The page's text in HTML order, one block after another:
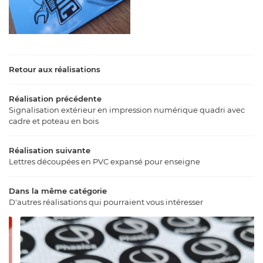
ACCUEIL
COMPÉTENCES
SERVICES
UNE
01 64 56 13 46
le formulaire de désinscription
Retour aux réalisations
Réalisation précédente
Signalisation extérieur en impression numérique quadri avec
cadre et poteau en bois
Réalisation suivante
Lettres découpées en PVC expansé pour enseigne
Dans la même catégorie
D'autres réalisations qui pourraient vous intéresser